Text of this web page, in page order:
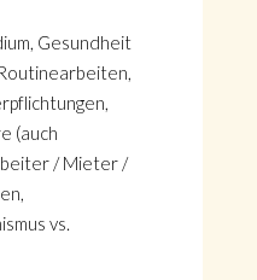
Gesundheit
(auch
/ Mieter /
vs.